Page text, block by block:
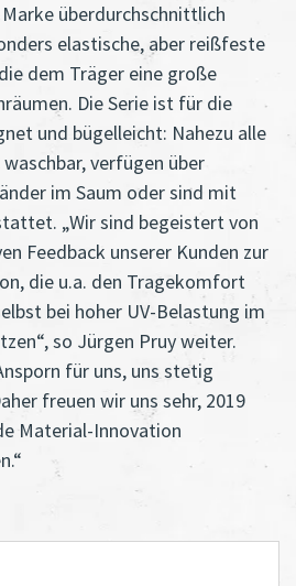
überdurchschnittlich
elastische, aber reißfeste
dem Träger eine große
Die Serie ist für die
und bügelleicht: Nahezu alle
verfügen über
im Saum oder sind mit
„Wir sind begeistert von
Feedback unserer Kunden zur
die u.a. den Tragekomfort
bei hoher UV-Belastung im
so Jürgen Pruy weiter.
für uns, uns stetig
freuen wir uns sehr, 2019
Material-Innovation